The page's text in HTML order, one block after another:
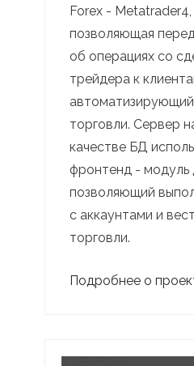
Forex - Metatrader4,
позволяющая
об операциях со
трейдера к
торговли. Сервер
качестве БД
фронтенд - модуль
позволяющий
с аккаунтами и
торговли.
Подробнее о